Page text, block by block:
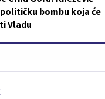
bombu koja će
Vladu